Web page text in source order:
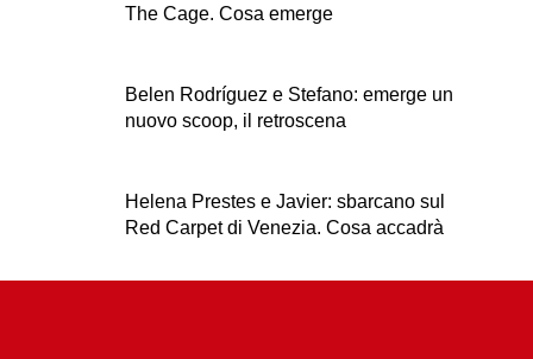
The Cage. Cosa emerge
Belen Rodríguez e Stefano: emerge un
nuovo scoop, il retroscena
Helena Prestes e Javier: sbarcano sul
Red Carpet di Venezia. Cosa accadrà